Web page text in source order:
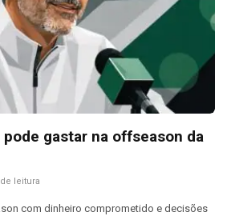
gastar na offseason da
leitura
com dinheiro comprometido e decisões